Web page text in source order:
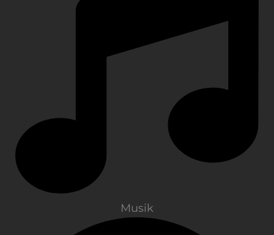
Musik